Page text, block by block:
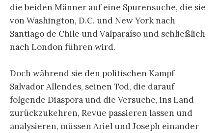
die beiden Männer auf eine Spurensuche, die sie
von Washington, D.C. und New York nach
Santiago de Chile und Valparaíso und schließlich
nach London führen wird.
Doch während sie den politischen Kampf
Salvador Allendes, seinen Tod, die darauf
folgende Diaspora und die Versuche, ins Land
zurückzukehren, Revue passieren lassen und
analysieren, müssen Ariel und Joseph einander